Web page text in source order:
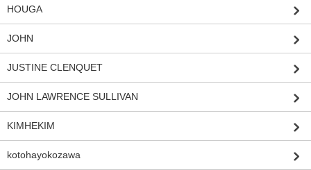
HOUGA
JOHN
JUSTINE CLENQUET
JOHN LAWRENCE SULLIVAN
KIMHEKIM
kotohayokozawa